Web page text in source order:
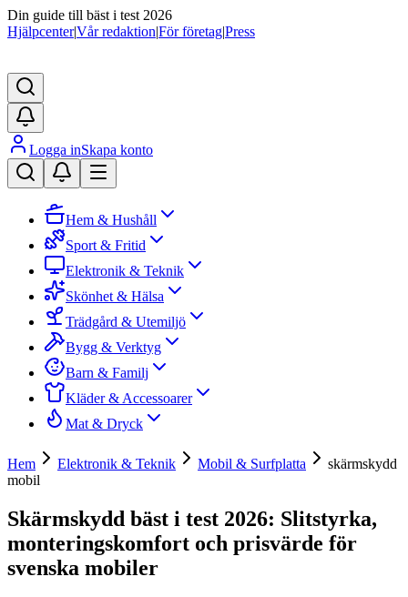
Din guide till bäst i test 2026
Hjälpcenter|Vår redaktion|För företag|Press
Logga inSkapa konto
Hem & Hushåll
Sport & Fritid
Elektronik & Teknik
Skönhet & Hälsa
Trädgård & Utemiljö
Bygg & Verktyg
Barn & Familj
Kläder & Accessoarer
Mat & Dryck
Hem Elektronik & Teknik Mobil & Surfplatta
skärmskydd
mobil
Skärmskydd bäst i test 2026: Slitstyrka,
monteringskomfort och prisvärde för
svenska mobiler